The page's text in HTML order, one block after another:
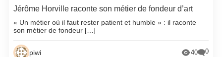
Jérôme Horville raconte son métier de fondeur d’art
« Un métier où il faut rester patient et humble » : il raconte
son métier de fondeur […]
piwi 40 0